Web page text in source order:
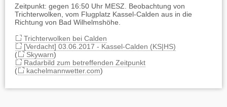
Zeitpunkt: gegen 16:50 Uhr MESZ. Beobachtung von
Trichterwolken, vom Flugplatz Kassel-Calden aus in die
Richtung von Bad Wilhelmshöhe.
Trichterwolken bei Calden
[Verdacht] 03.06.2017 - Kassel-Calden (KS|HS)
(
Skywarn)
Radarbild zum betreffenden Zeitpunkt
(
kachelmannwetter.com)